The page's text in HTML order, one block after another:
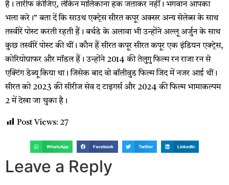
है। तारीफ कीजिए, लेकिन मालिकाना हक जताकर नहीं। भगवान आपका
भला करे।” बता दें कि साउथ एक्ट्रेस सीरत कपूर अक्सर अन्य सेलेब्स के साथ
तस्वीरें पोस्ट करती रहती हैं। बर्थडे के अलावा भी उन्होंने अल्लू अर्जुन के साथ
कुछ तस्वीरें पोस्ट की थीं। कौन हैं सीरत कपूर सीरत कपूर एक इंडियन एक्ट्रेस,
कोरियोग्राफर और मॉडल हैं। उन्होंने 2014 की तेलुगु फिल्म रन राजा रन से
एक्टिंग डेब्यू किया था। जिसेक बाद वो बॉलीवुड फिल्म जिद में नजर आई थीं।
सीरत को 2023 की सीरीज सेव द टाइगर्स और 2024 की फिल्म भामाकल्पम
2 में देखा जा चुका है।
Post Views: 27
WhatsApp Facebook Twitter LinkedIn
Leave a Reply